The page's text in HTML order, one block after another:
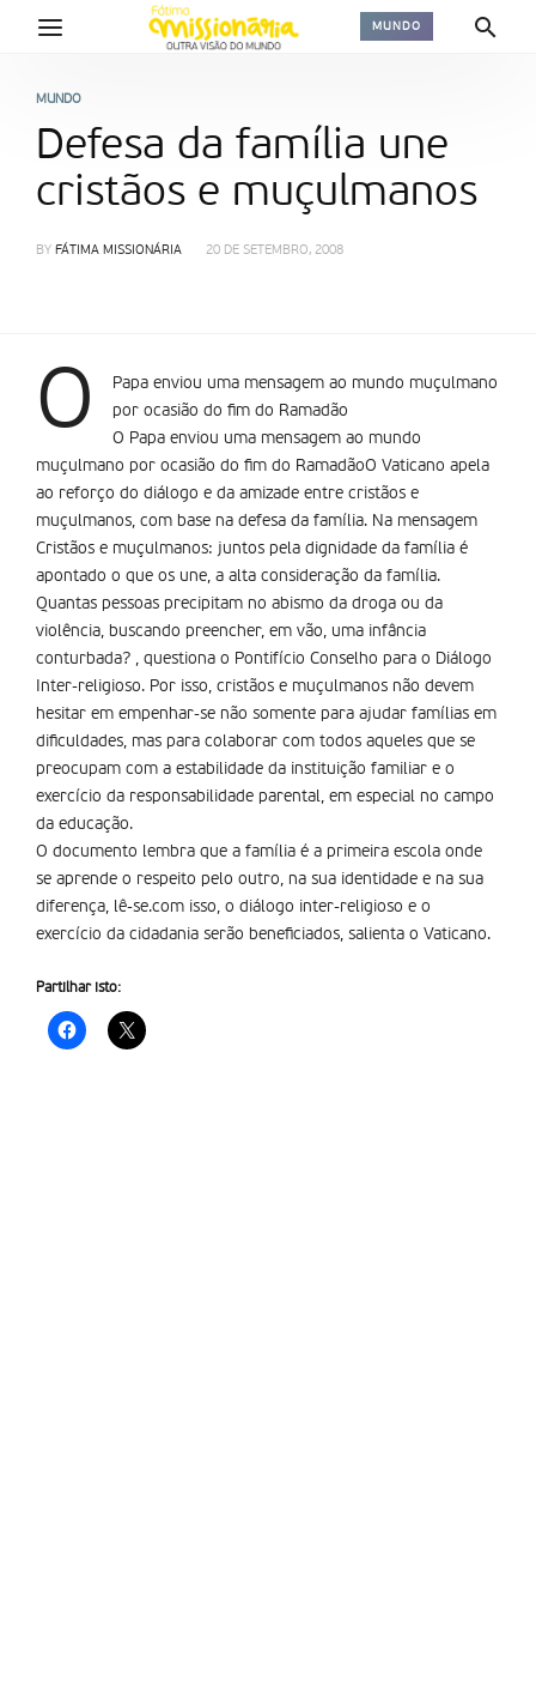
MUNDO
MUNDO
Defesa da família une
cristãos e muçulmanos
BY FÁTIMA MISSIONÁRIA 20 DE SETEMBRO, 2008
O
Papa enviou uma mensagem ao mundo muçulmano
por ocasião do fim do Ramadão
O Papa enviou uma mensagem ao mundo
muçulmano por ocasião do fim do RamadãoO Vaticano apela
ao reforço do diálogo e da amizade entre cristãos e
muçulmanos, com base na defesa da família. Na mensagem
Cristãos e muçulmanos: juntos pela dignidade da família é
apontado o que os une, a alta consideração da família.
Quantas pessoas precipitam no abismo da droga ou da
violência, buscando preencher, em vão, uma infância
conturbada? , questiona o Pontifício Conselho para o Diálogo
Inter-religioso. Por isso, cristãos e muçulmanos não devem
hesitar em empenhar-se não somente para ajudar famílias em
dificuldades, mas para colaborar com todos aqueles que se
preocupam com a estabilidade da instituição familiar e o
exercício da responsabilidade parental, em especial no campo
da educação.
O documento lembra que a família é a primeira escola onde
se aprende o respeito pelo outro, na sua identidade e na sua
diferença, lê-se.com isso, o diálogo inter-religioso e o
exercício da cidadania serão beneficiados, salienta o Vaticano.
Partilhar isto: